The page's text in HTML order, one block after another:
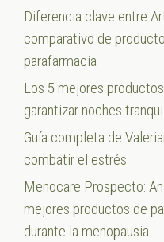
Diferencia clave entre
comparativo de
parafarmacia
Los 5 mejores
garantizar noches
Guía completa de
combatir el estrés
Menocare Prospecto:
mejores productos de
durante la menopausia